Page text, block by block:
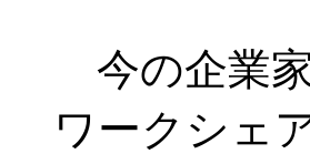
今の企業
ワークシェ